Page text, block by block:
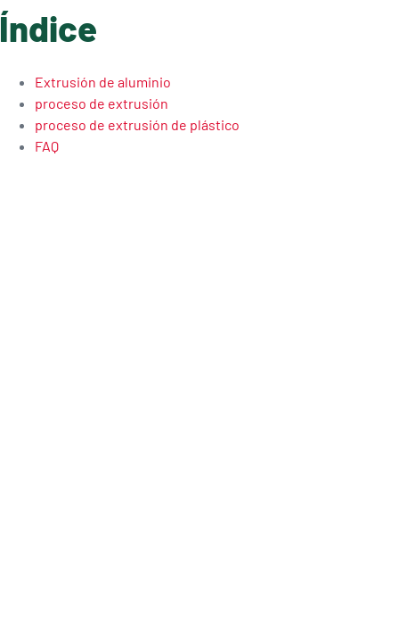
Índice
Extrusión de aluminio
proceso de extrusión
proceso de extrusión de plástico
FAQ